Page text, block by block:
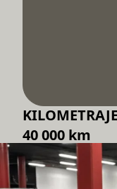
KILOMETRAJE
40 000 km